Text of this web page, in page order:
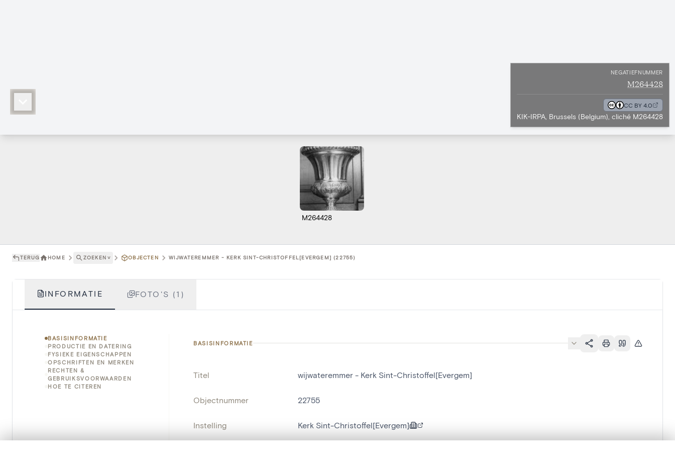
NEGATIEFNUMMER
M264428
CC BY 4.0
KIK-IRPA, Brussels (Belgium), cliché M264428
M264428
TERUG HOME ZOEKEN ˅ OBJECTEN WIJWATEREMMER - KERK SINT-CHRISTOFFEL[EVERGEM] (22755)
INFORMATIE FOTO'S (1)
BASISINFORMATIE
PRODUCTIE EN DATERING
FYSIEKE EIGENSCHAPPEN
OPSCHRIFTEN EN MERKEN
RECHTEN &
GEBRUIKSVOORWAARDEN
HOE TE CITEREN
BASISINFORMATIE
Titel wijwateremmer - Kerk Sint-Christoffel[Evergem]
Objectnummer 22755
Instelling Kerk Sint-Christoffel[Evergem]